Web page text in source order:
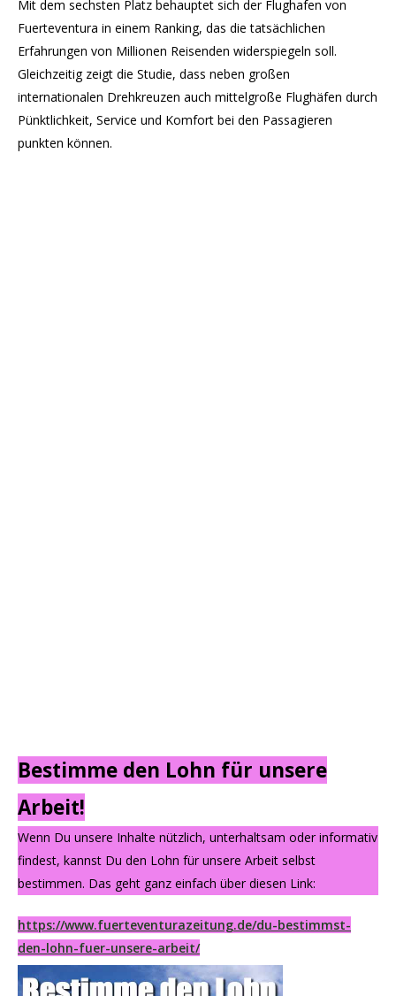
Mit dem sechsten Platz behauptet sich der Flughafen von
Fuerteventura in einem Ranking, das die tatsächlichen
Erfahrungen von Millionen Reisenden widerspiegeln soll.
Gleichzeitig zeigt die Studie, dass neben großen
internationalen Drehkreuzen auch mittelgroße Flughäfen durch
Pünktlichkeit, Service und Komfort bei den Passagieren
punkten können.
Bestimme den Lohn für unsere
Arbeit!
Wenn Du unsere Inhalte nützlich, unterhaltsam oder informativ
findest, kannst Du den Lohn für unsere Arbeit selbst
bestimmen. Das geht ganz einfach über diesen Link:
https://www.fuerteventurazeitung.de/du-bestimmst-
den-lohn-fuer-unsere-arbeit/